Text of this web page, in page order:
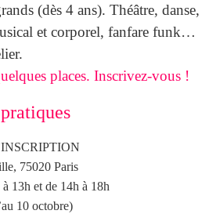
(dès 4 ans). Théâtre, danse,
et corporel, fanfare funk…
places. Inscrivez-vous !
75020 Paris
13h et de 14h à 18h
10 octobre)